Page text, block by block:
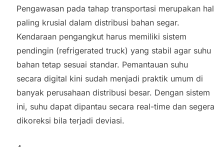
Pengawasan pada tahap transportasi merupakan hal
paling krusial dalam distribusi bahan segar.
Kendaraan pengangkut harus memiliki sistem
pendingin (refrigerated truck) yang stabil agar suhu
bahan tetap sesuai standar. Pemantauan suhu
secara digital kini sudah menjadi praktik umum di
banyak perusahaan distribusi besar. Dengan sistem
ini, suhu dapat dipantau secara real-time dan segera
dikoreksi bila terjadi deviasi.